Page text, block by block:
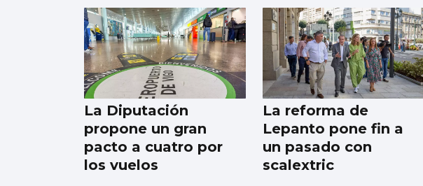
Borja Iglesias, Ana
Peleteiro o Abel
Caballero, entre los
favoritos de los
gallegos para
compartir un viaje
La Diputación
propone un gran
pacto a cuatro por
los vuelos
La reforma de
Lepanto pone fin a
un pasado con
scalextric